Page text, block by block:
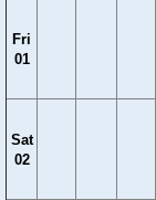
Fri
01
Sat
02